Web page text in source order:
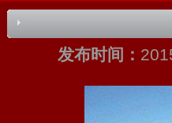
发布时间：